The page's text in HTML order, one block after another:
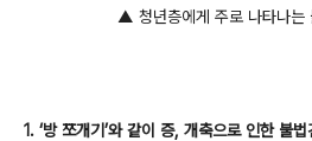
▲ 청년층에게 주로 나타나는
1. ‘방 쪼개기’와 같이 증, 개축으로 인한 불